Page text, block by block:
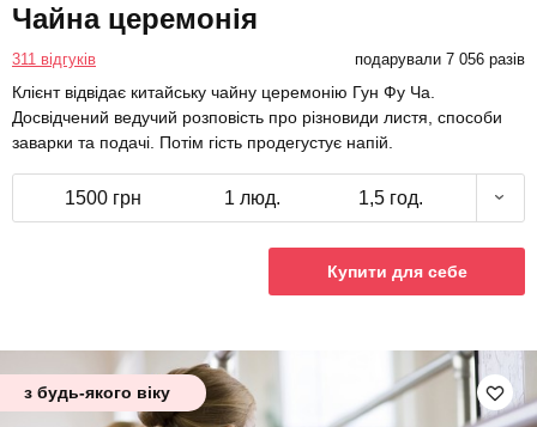
Чайна церемонія
311 відгуків подарували 7 056 разів
Клієнт відвідає китайську чайну церемонію Гун Фу Ча.
Досвідчений ведучий розповість про різновиди листя, способи
заварки та подачі. Потім гість продегустує напій.
1500 грн 1 люд. 1,5 год.
Купити для себе
з будь-якого віку